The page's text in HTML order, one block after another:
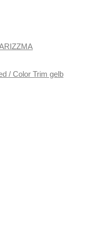
/ Color Trim gelb